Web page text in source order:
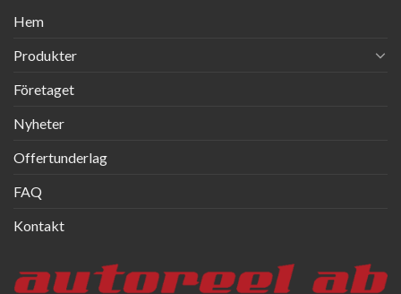
Hem
Produkter
Företaget
Nyheter
Offertunderlag
FAQ
Kontakt